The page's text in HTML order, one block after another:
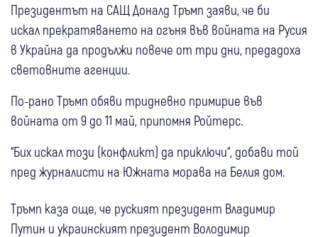
Президентът на САЩ Доналд Тръмп заяви, че би
искал прекратяването на огъня във войната на Русия
в Украйна да продължи повече от три дни, предадоха
световните агенции.
По-рано Тръмп обяви тридневно примирие във
войната от 9 до 11 май, припомня Ройтерс.
“Бих искал този (конфликт) да приключи“, добави той
пред журналисти на Южната морава на Белия дом.
Тръмп каза още, че руският президент Владимир
Путин и украинският президент Володимир